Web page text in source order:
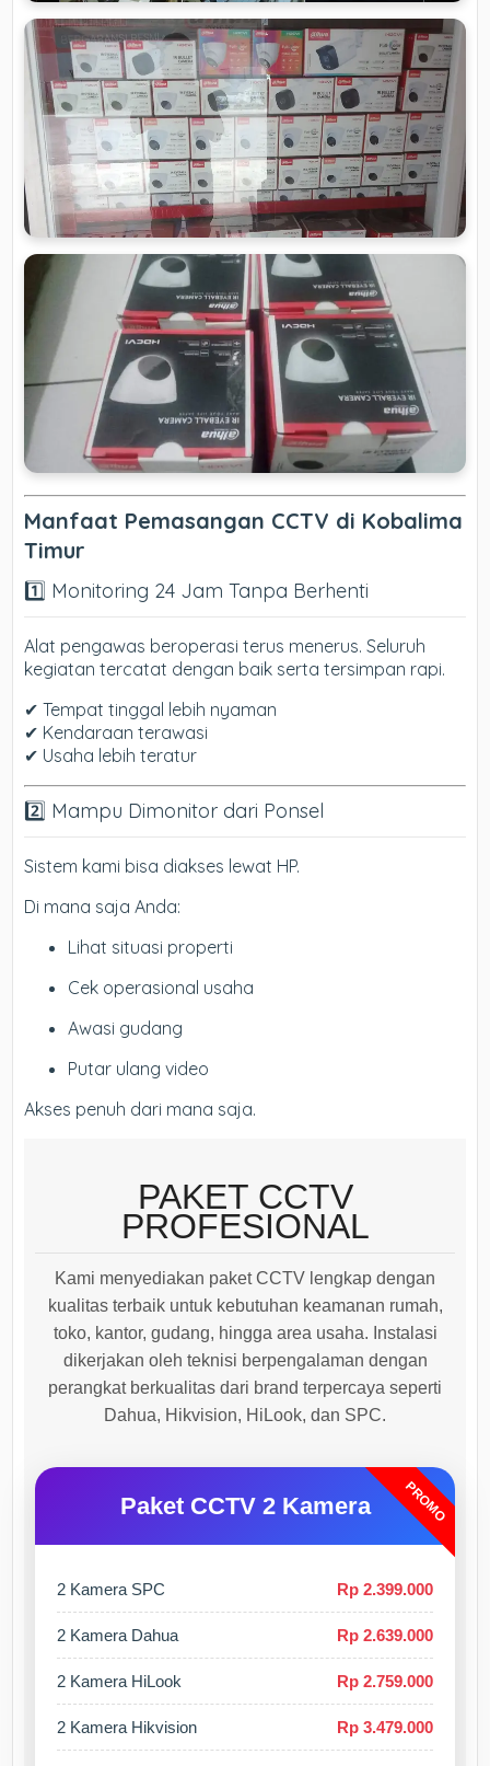
Manfaat Pemasangan CCTV di Kobalima
Timur
1️⃣ Monitoring 24 Jam Tanpa Berhenti
Alat pengawas beroperasi terus menerus. Seluruh
kegiatan tercatat dengan baik serta tersimpan rapi.
✔ Tempat tinggal lebih nyaman
✔ Kendaraan terawasi
✔ Usaha lebih teratur
2️⃣ Mampu Dimonitor dari Ponsel
Sistem kami bisa diakses lewat HP.
Di mana saja Anda:
Lihat situasi properti
Cek operasional usaha
Awasi gudang
Putar ulang video
Akses penuh dari mana saja.
PAKET CCTV
PROFESIONAL
Kami menyediakan paket CCTV lengkap dengan
kualitas terbaik untuk kebutuhan keamanan rumah,
toko, kantor, gudang, hingga area usaha. Instalasi
dikerjakan oleh teknisi berpengalaman dengan
perangkat berkualitas dari brand terpercaya seperti
Dahua, Hikvision, HiLook, dan SPC.
PROMO
Paket CCTV 2 Kamera
2 Kamera SPC Rp 2.399.000
2 Kamera Dahua Rp 2.639.000
2 Kamera HiLook Rp 2.759.000
2 Kamera Hikvision Rp 3.479.000